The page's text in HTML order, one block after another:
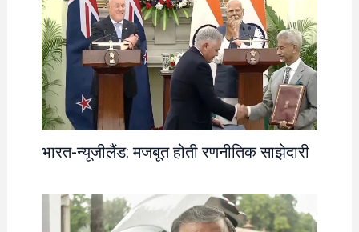
भारत-न्यूजीलैंड: मजबूत होती रणनीतिक साझेदारी